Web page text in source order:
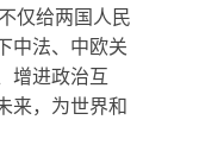
仅给两国人民
中法、中欧关
增进政治互
来，为世界和